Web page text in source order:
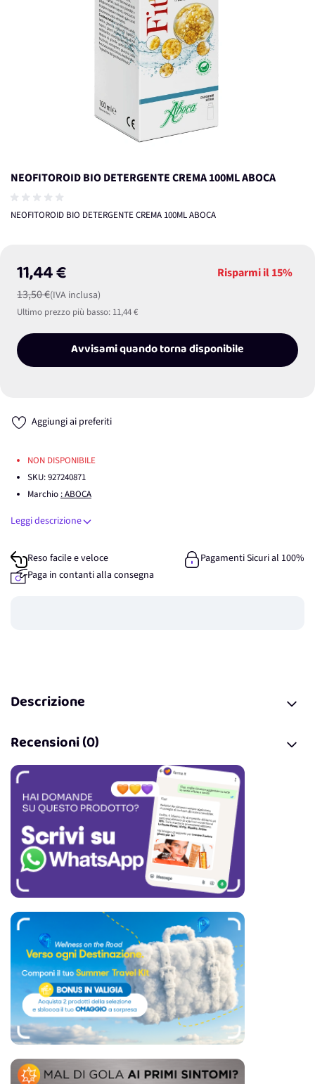
NEOFITOROID BIO DETERGENTE CREMA 100ML ABOCA
NEOFITOROID BIO DETERGENTE CREMA 100ML ABOCA
11,44 €
13,50 €(IVA inclusa)
Risparmi il15%
Ultimo prezzo più basso: 11,44 €
Avvisami quando torna disponibile
Aggiungi ai preferiti
NON DISPONIBILE
SKU:927240871
Marchio : ABOCA
Leggi descrizione
Reso facile e veloce
Pagamenti Sicuri al 100%
Paga in contanti alla consegna
Descrizione
Recensioni (0)